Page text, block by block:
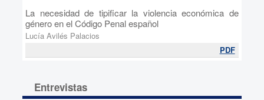
La necesidad de tipificar la violencia económica de
género en el Código Penal español
Lucía Avilés Palacios
PDF
Entrevistas